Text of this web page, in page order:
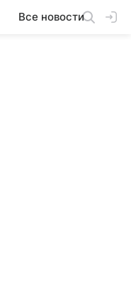
Все новости